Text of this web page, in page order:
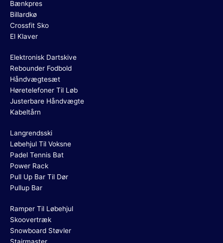
Bænkpres
Billardkø
Crossfit Sko
El Klaver
Elektronisk Dartskive
Rebounder Fodbold
Håndvægtesæt
Høretelefoner Til Løb
Justerbare Håndvægte
Kabeltårn
Langrendsski
Løbehjul Til Voksne
Padel Tennis Bat
Power Rack
Pull Up Bar Til Dør
Pullup Bar
Ramper Til Løbehjul
Skoovertræk
Snowboard Støvler